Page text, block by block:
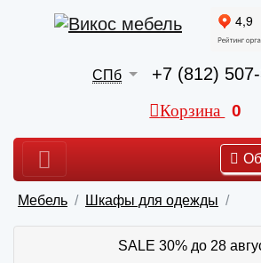
СПб +7 (812)
Корзина 0
Мебель Шкафы для одежды
SALE 30% до 28